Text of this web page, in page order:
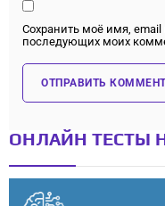
Сохранить моё имя, email
последующих моих
ОНЛАЙН ТЕСТЫ